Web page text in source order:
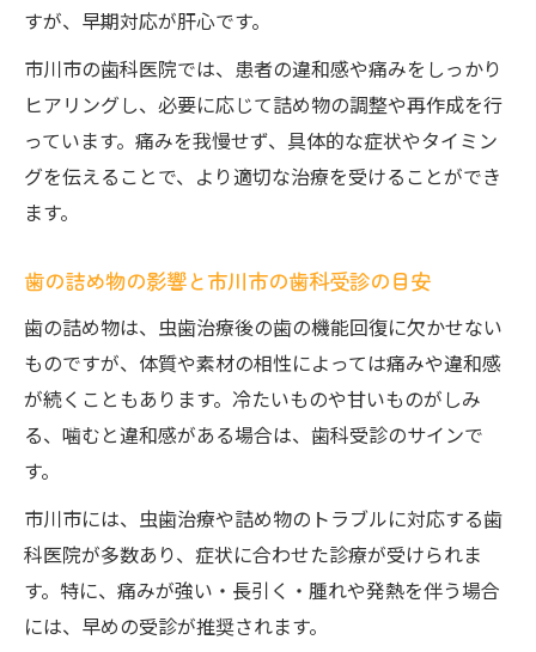
虫歯や歯周病による痛みと歯の詰め物の関
係性
詰め物後に噛むと痛みが出る場合の対処ポ
イント
歯根のトラブルが歯の詰め物痛みに与える
策
歯の詰め物が合わない時に取るべき行動
歯の詰め物が合わない時の見極め方と相談
先
詰め物が外れた時や違和感がある場合の対
再調整や再治療が必要な歯の詰め物の症状
とは
歯の詰め物による痛みを我慢しないための
注意点
すが、早期対応が肝心です。
市川市の歯科医院では、患者の違和感や痛みをしっかり
ヒアリングし、必要に応じて詰め物の調整や再作成を行
っています。痛みを我慢せず、具体的な症状やタイミン
グを伝えることで、より適切な治療を受けることができ
ます。
歯の詰め物の影響と市川市の歯科受診の目安
歯の詰め物は、虫歯治療後の歯の機能回復に欠かせない
ものですが、体質や素材の相性によっては痛みや違和感
が続くこともあります。冷たいものや甘いものがしみ
る、噛むと違和感がある場合は、歯科受診のサインで
す。
市川市には、虫歯治療や詰め物のトラブルに対応する歯
科医院が多数あり、症状に合わせた診療が受けられま
す。特に、痛みが強い・長引く・腫れや発熱を伴う場合
には、早めの受診が推奨されます。